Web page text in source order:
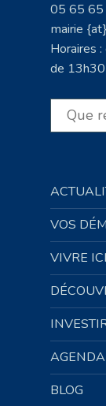
05 65
mairie
Horaires
de
Rechercher
VOS
VIVRE ICI
AGENDA
BLOG